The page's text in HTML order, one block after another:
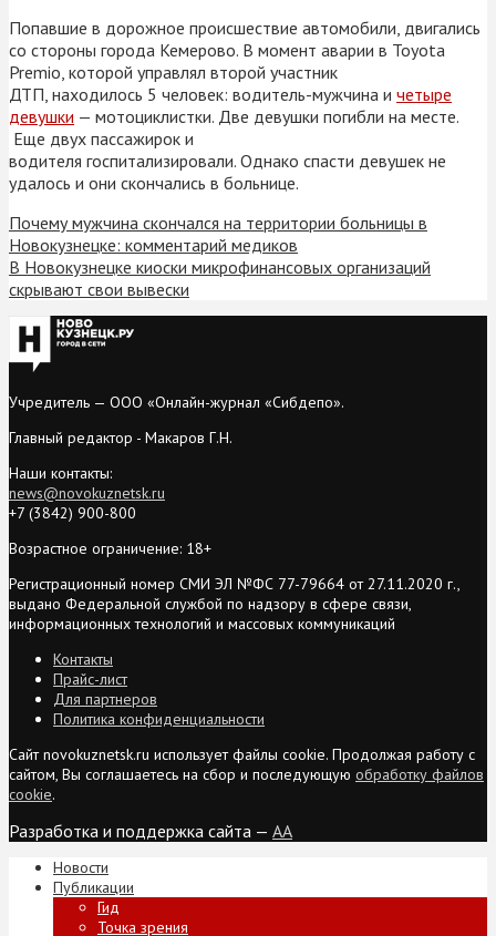
Попавшие в дорожное происшествие автомобили, двигались
со стороны города Кемерово. В момент аварии в Toyota
Premio, которой управлял второй участник
ДТП, находилось 5 человек: водитель-мужчина и четыре
девушки — мотоциклистки. Две девушки погибли на месте.
Еще двух пассажирок и
водителя госпитализировали. Однако спасти девушек не
удалось и они скончались в больнице.
Почему мужчина скончался на территории больницы в
Новокузнецке: комментарий медиков
В Новокузнецке киоски микрофинансовых организаций
скрывают свои вывески
Учредитель — ООО «Онлайн-журнал «Сибдепо».
Главный редактор - Макаров Г.Н.
Наши контакты:
news@novokuznetsk.ru
+7 (3842) 900-800
Возрастное ограничение: 18+
Регистрационный номер СМИ ЭЛ №ФС 77-79664 от 27.11.2020 г.,
выдано Федеральной службой по надзору в сфере связи,
информационных технологий и массовых коммуникаций
Контакты
Прайс-лист
Для партнеров
Политика конфиденциальности
Сайт novokuznetsk.ru использует файлы cookie. Продолжая работу с
сайтом, Вы соглашаетесь на сбор и последующую обработку файлов
cookie.
Разработка и поддержка сайта — AA
Новости
Публикации
Гид
Точка зрения